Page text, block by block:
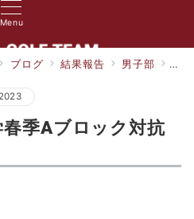
Menu
ブログ 結果報告 男子部
2023
季Aブロック対抗